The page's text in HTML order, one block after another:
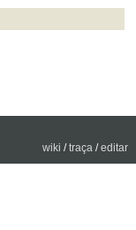
wiki /traça /editar